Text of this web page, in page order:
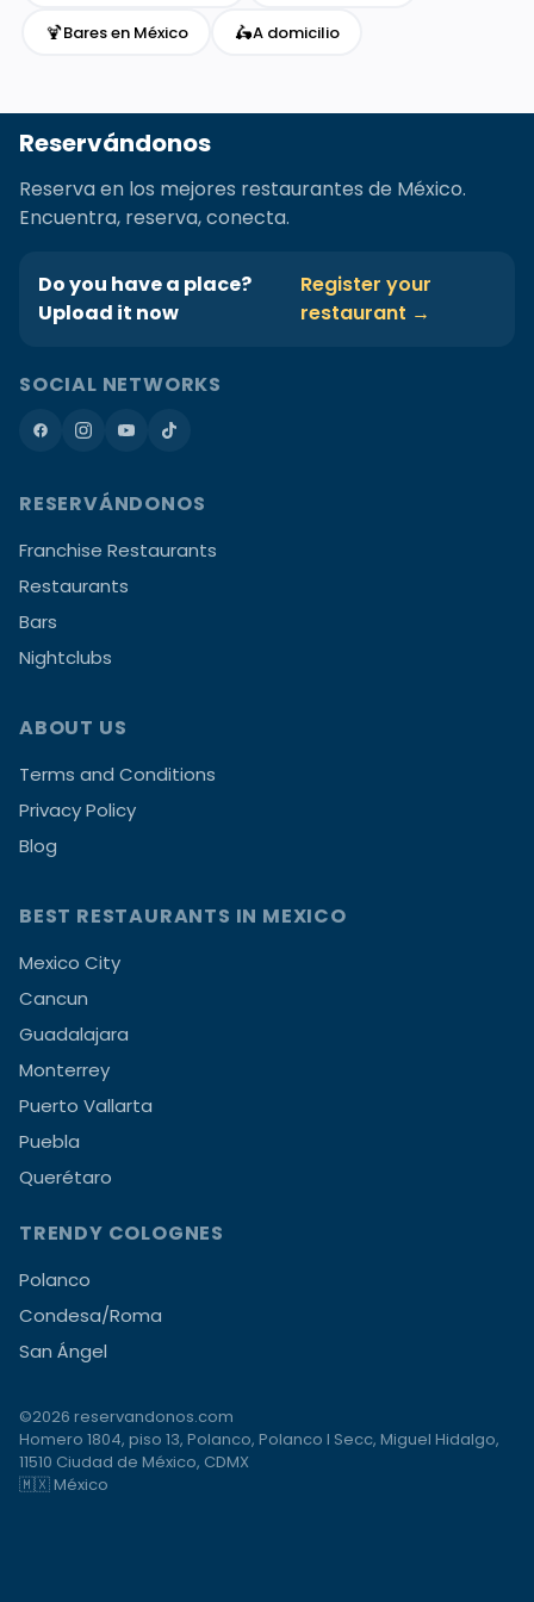
🍹Bares en México 🛵A domicilio
Reservándonos
Reserva en los mejores restaurantes de México.
Encuentra, reserva, conecta.
Do you have a place?
Upload it now
Register your
restaurant →
SOCIAL NETWORKS
RESERVÁNDONOS
Franchise Restaurants
Restaurants
Bars
Nightclubs
ABOUT US
Terms and Conditions
Privacy Policy
Blog
BEST RESTAURANTS IN MEXICO
Mexico City
Cancun
Guadalajara
Monterrey
Puerto Vallarta
Puebla
Querétaro
TRENDY COLOGNES
Polanco
Condesa/Roma
San Ángel
©2026 reservandonos.com
Homero 1804, piso 13, Polanco, Polanco I Secc, Miguel Hidalgo,
11510 Ciudad de México, CDMX
🇲🇽 México